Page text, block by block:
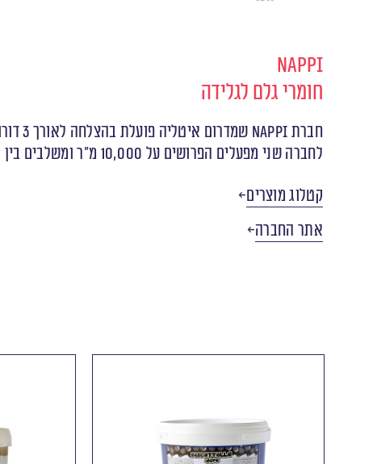
Nappi
חומרי גלם לגלידה
חברת ‬Nappi ‬שמדרום‭ ‬איטליה‭ ‬פועלת‭ ‬בהצלחה‭ ‬לאורך‭ ‬3‭ ‬דורות‭. ‬התמחותה‭ ‬בייצור‭ ‬חומרי‭ ‬גלם‭ ‬לתעשיית‭ ‬הגלידה‭ ‬והקונדיטוריה.
לחברה‭ ‬שני‭ ‬מפעלים‭ ‬הפרושים‭ ‬על‭ ‬10‭,‬000‭ ‬מ‭”‬ר‭ ‬ומשלבים‭ ‬בין‭ ‬בחירה‭ ‬קפדנית‭ ‬של‭ ‬חומרי‭ ‬גלם‭ ‬איכותיים‭ ‬ושימוש‭ ‬בטכנולוגיות‭ ‬חדישות‭ ‬לצד‭ ‬מסורות‭ ‬עתיקות‭.‬
קטלוג מוצרים
אתר החברה